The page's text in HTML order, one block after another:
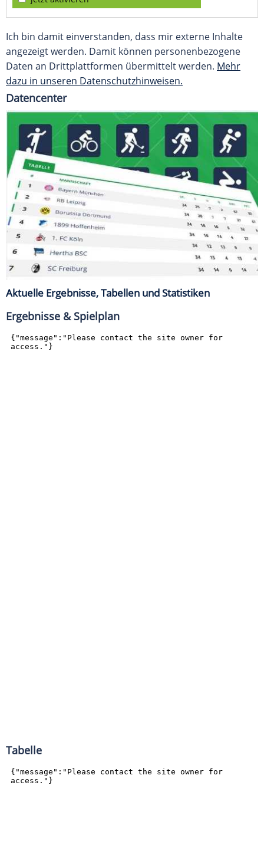
Ich bin damit einverstanden, dass mir externe Inhalte
angezeigt werden. Damit können personenbezogene
Daten an Drittplattformen übermittelt werden. Mehr
dazu in unseren Datenschutzhinweisen.
Datencenter
Aktuelle Ergebnisse, Tabellen und Statistiken
Ergebnisse & Spielplan
Tabelle